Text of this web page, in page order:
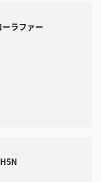
ラファー